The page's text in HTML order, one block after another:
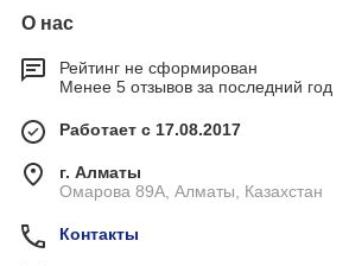
О нас
Рейтинг не сформирован
Менее 5 отзывов за последний год
Работает с 17.08.2017
г. Алматы
Омарова 89А, Алматы, Казахстан
Контакты